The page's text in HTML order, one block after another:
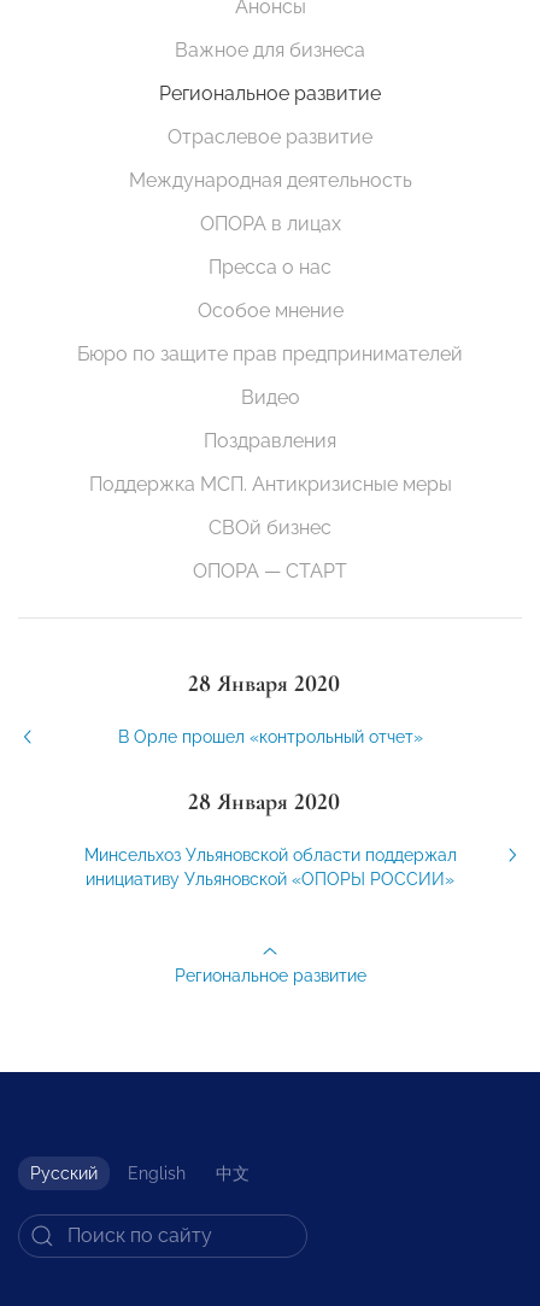
Анонсы
Важное для бизнеса
Региональное развитие
Отраслевое развитие
Международная деятельность
ОПОРА в лицах
Пресса о нас
Особое мнение
Бюро по защите прав предпринимателей
Видео
Поздравления
Поддержка МСП. Антикризисные меры
СВОй бизнес
ОПОРА — СТАРТ
28 Января 2020
В Орле прошел «контрольный отчет»
28 Января 2020
Минсельхоз Ульяновской области поддержал
инициативу Ульяновской «ОПОРЫ РОССИИ»
Региональное развитие
Русский English 中文